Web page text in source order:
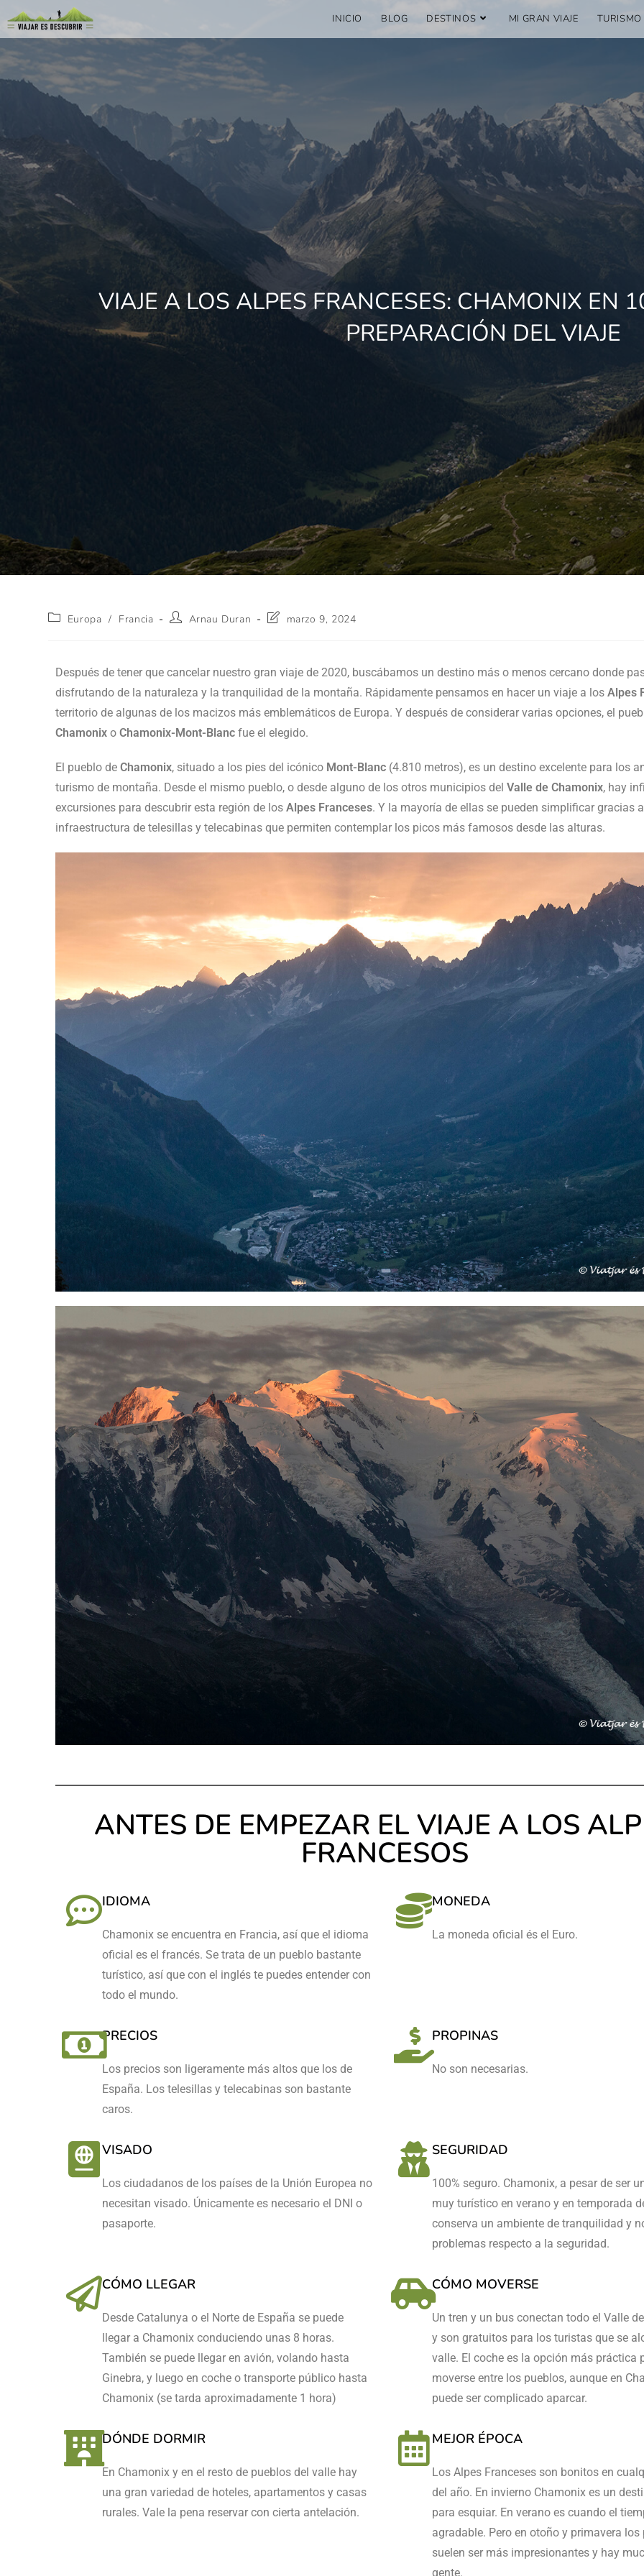
INICIO BLOG DESTINOS MI GRAN VIAJE
VIAJE A LOS ALPES FRANCESES: CHAMONIX EN
PREPARACIÓN DEL VIAJE
Europa / Francia Arnau Duran marzo 9, 2024
Después de tener que cancelar nuestro gran viaje de 2020, buscábamos un destino más o menos cercano donde
disfrutando de la naturaleza y la tranquilidad de la montaña. Rápidamente pensamos en hacer un viaje a losAlpes
territorio de algunas de los macizos más emblemáticos de Europa. Y después de considerar varias opciones, el
Chamonix oChamonix-Mont-Blanc fue el elegido.
El pueblo deChamonix, situado a los pies del icónico Mont-Blanc (4.810 metros), es un destino excelente para los
turismo de montaña. Desde el mismo pueblo, o desde alguno de los otros municipios delValle de Chamonix, hay
excursiones para descubrir esta región de losAlpes Franceses. Y la mayoría de ellas se pueden simplificar gracias
infraestructura de telesillas y telecabinas que permiten contemplar los picos más famosos desde las alturas.
ANTES DE EMPEZAR EL VIAJE A LOS
FRANCESOS
IDIOMA
Chamonix se encuentra en Francia, así que el idioma
oficial es el francés. Se trata de un pueblo bastante
turístico, así que con el inglés te puedes entender con
todo el mundo.
MONEDA
La moneda oficial és el Euro.
PRECIOS
Los precios son ligeramente más altos que los de
España. Los telesillas y telecabinas son bastante
caros.
PROPINAS
No son necesarias.
VISADO
Los ciudadanos de los países de la Unión Europea no
necesitan visado. Únicamente es necesario el DNI o
pasaporte.
SEGURIDAD
100% seguro. Chamonix, a pesar de ser
muy turístico en verano y en temporada
conserva un ambiente de tranquilidad y
problemas respecto a la seguridad.
CÓMO LLEGAR
Desde Catalunya o el Norte de España se puede
llegar a Chamonix conduciendo unas 8 horas.
También se puede llegar en avión, volando hasta
Ginebra, y luego en coche o transporte público hasta
Chamonix (se tarda aproximadamente 1 hora)
CÓMO MOVERSE
Un tren y un bus conectan todo el Valle
y son gratuitos para los turistas que se
valle. El coche es la opción más práctica
moverse entre los pueblos, aunque en
puede ser complicado aparcar.
DÓNDE DORMIR
En Chamonix y en el resto de pueblos del valle hay
una gran variedad de hoteles, apartamentos y casas
rurales. Vale la pena reservar con cierta antelación.
MEJOR ÉPOCA
Los Alpes Franceses son bonitos en
del año. En invierno Chamonix es un
para esquiar. En verano es cuando el
agradable. Pero en otoño y primavera los
suelen ser más impresionantes y hay
gente.